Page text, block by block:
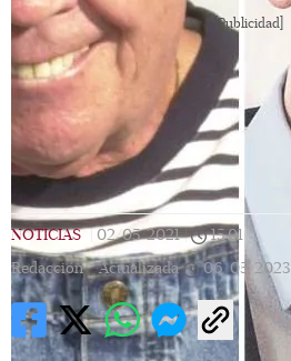
[Publicidad]
NOTICIAS | 02/05/2021 | 15:01
Redacción | Actualizada 06/05/2023